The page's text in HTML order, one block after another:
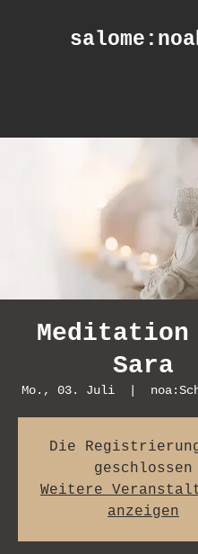
salome
Sara
Mo., 03. Juli
Die
geschlossen
Weitere
anzeigen